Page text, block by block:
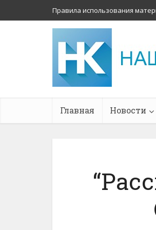
Правила использования
Главная Новости